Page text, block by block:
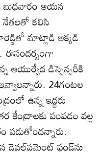
ఆయన
నేతలతో కలిసి
మాట్లాడి అక్కడి
ఈసందర్భంగా
ఆయుర్వేద డిస్పెన్సరీకి
24గంటల
ఉన్న ఇద్దరు
కేంద్రాలకు పంపడం వల్ల
పడుతోందన్నారు.
డెవల్‌పమెంట్‌ ఫండ్‌ను